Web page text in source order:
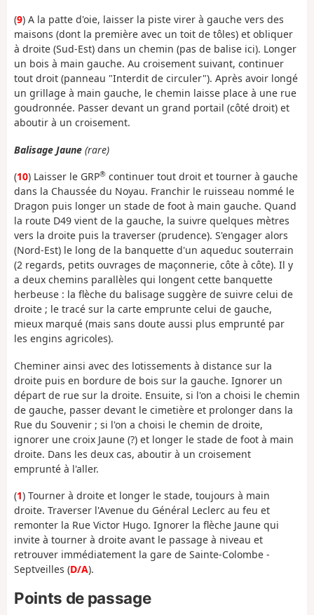
(9) A la patte d'oie, laisser la piste virer à gauche vers des
maisons (dont la première avec un toit de tôles) et obliquer
à droite (Sud-Est) dans un chemin (pas de balise ici). Longer
un bois à main gauche. Au croisement suivant, continuer
tout droit (panneau "Interdit de circuler"). Après avoir longé
un grillage à main gauche, le chemin laisse place à une rue
goudronnée. Passer devant un grand portail (côté droit) et
aboutir à un croisement.
Balisage Jaune (rare)
(10) Laisser le GRP® continuer tout droit et tourner à gauche
dans la Chaussée du Noyau. Franchir le ruisseau nommé le
Dragon puis longer un stade de foot à main gauche. Quand
la route D49 vient de la gauche, la suivre quelques mètres
vers la droite puis la traverser (prudence). S'engager alors
(Nord-Est) le long de la banquette d'un aqueduc souterrain
(2 regards, petits ouvrages de maçonnerie, côte à côte). Il y
a deux chemins parallèles qui longent cette banquette
herbeuse : la flèche du balisage suggère de suivre celui de
droite ; le tracé sur la carte emprunte celui de gauche,
mieux marqué (mais sans doute aussi plus emprunté par
les engins agricoles).
Cheminer ainsi avec des lotissements à distance sur la
droite puis en bordure de bois sur la gauche. Ignorer un
départ de rue sur la droite. Ensuite, si l'on a choisi le chemin
de gauche, passer devant le cimetière et prolonger dans la
Rue du Souvenir ; si l'on a choisi le chemin de droite,
ignorer une croix Jaune (?) et longer le stade de foot à main
droite. Dans les deux cas, aboutir à un croisement
emprunté à l'aller.
(1) Tourner à droite et longer le stade, toujours à main
droite. Traverser l'Avenue du Général Leclerc au feu et
remonter la Rue Victor Hugo. Ignorer la flèche Jaune qui
invite à tourner à droite avant le passage à niveau et
retrouver immédiatement la gare de Sainte-Colombe -
Septveilles (D/A).
Points de passage